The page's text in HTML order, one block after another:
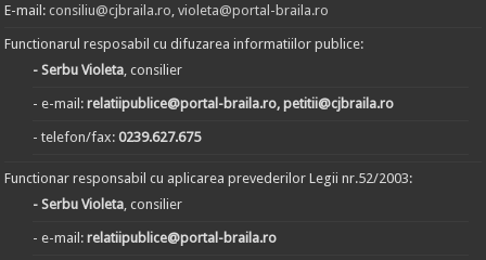
E-mail:consiliu@cjbraila.ro,violeta@portal-braila.ro
Functionarul resposabil cu difuzarea informatiilor publice:
- Serbu Violeta, consilier
- e-mail:relatiipublice@portal-braila.ro, petitii@cjbraila.ro
- telefon/fax:0239.627.675
Functionar responsabil cu aplicarea prevederilor Legii nr.52/2003:
- Serbu Violeta, consilier
- e-mail:relatiipublice@portal-braila.ro